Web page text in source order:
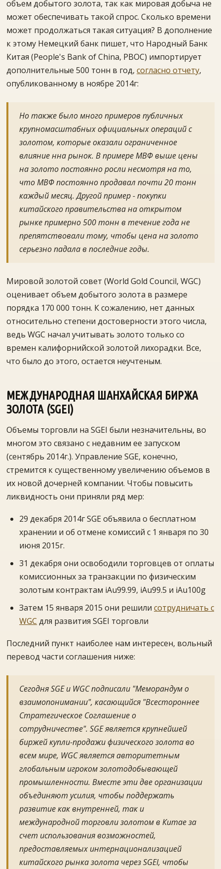
объем добытого золота, так как мировая добыча не
может обеспечивать такой спрос. Сколько времени
может продолжаться такая ситуация? В дополнение
к этому Немецкий банк пишет, что Народный Банк
Китая (People's Bank of China, PBOC) импортирует
дополнительные 500 тонн в год, согласно отчету,
опубликованному в ноябре 2014г:
Но также было много примеров публичных
крупномасштабных официальных операций с
золотом, которые оказали ограниченное
влияние нна рынок. В примере МВФ выше цены
на золото постоянно росли несмотря на то,
что МВФ постоянно продавал почти 20 тонн
каждый месяц. Другой пример - покупки
китайского правительства на открытом
рынке примерно 500 тонн в течение года не
препятствовали тому, чтобы цена на золото
серьезно падала в последние годы.
Мировой золотой совет (World Gold Council, WGC)
оценивает объем добытого золота в размере
порядка 170 000 тонн. К сожалению, нет данных
относительно степени достоверности этого числа,
ведь WGC начал учитывать золото только со
времен калифорнийской золотой лихорадки. Все,
что было до этого, остается неучтеным.
МЕЖДУНАРОДНАЯ ШАНХАЙСКАЯ БИРЖА
ЗОЛОТА (SGEI)
Объемы торговли на SGEI были незначительны, во
многом это связано с недавним ее запуском
(сентябрь 2014г.). Управление SGE, конечно,
стремится к существенному увеличению объемов в
их новой дочерней компании. Чтобы повысить
ликвидность они приняли ряд мер:
29 декабря 2014г SGE объявила о бесплатном
хранении и об отмене комиссий с 1 января по 30
июня 2015г.
31 декабря они освободили торговцев от оплаты
комиссионных за транзакции по физическим
золотым контрактам iAu99.99, iAu99.5 и iAu100g
Затем 15 января 2015 они решили сотрудничать с
WGC для развития SGEI торговли
Последний пункт наиболее нам интересен, вольный
перевод части соглашения ниже:
Сегодня SGE и WGC подписали "Меморандум о
взаимопонимании", касающийся "Всестороннее
Стратегическое Соглашение о
сотрудничестве". SGE является крупнейшей
биржей купли-продажи физического золота во
всем мире, WGC является авторитетным
глобальным игроком золотодобывающей
промышленности. Вместе эти две организации
объединяют усилия, чтобы поддержать
развитие как внутренней, так и
международной торговли золотом в Китае за
счет использования возможностей,
предоставляемых интернационализацией
китайского рынка золота через SGEI, чтобы